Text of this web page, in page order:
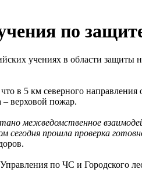
по
учениях в области
в 5 км северного направления
– верховой пожар.
межведомственное
сегодня прошла проверка
по ЧС и Городского